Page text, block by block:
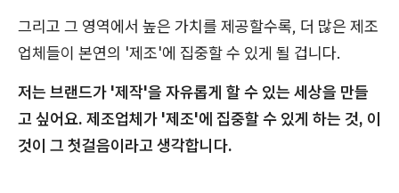
그리고 그 영역에서 높은 가치를 제공할수록, 더 많은 제조
업체들이 본연의 '제조'에 집중할 수 있게 될 겁니다.
저는 브랜드가 '제작'을 자유롭게 할 수 있는 세상을 만들
고 싶어요. 제조업체가 '제조'에 집중할 수 있게 하는 것, 이
것이 그 첫걸음이라고 생각합니다.